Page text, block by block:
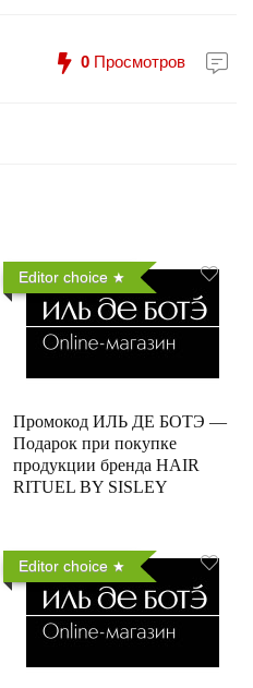
0 Просмотров
Editor choice
Промокод ИЛЬ ДЕ БОТЭ —
Подарок при покупке
продукции бренда HAIR
RITUEL BY SISLEY
Editor choice